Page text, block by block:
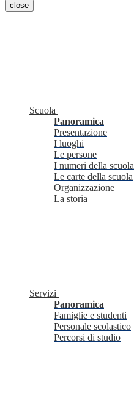
close
Scuola
Panoramica
Presentazione
I luoghi
Le persone
I numeri della scuola
Le carte della scuola
Organizzazione
La storia
Servizi
Panoramica
Famiglie e studenti
Personale scolastico
Percorsi di studio